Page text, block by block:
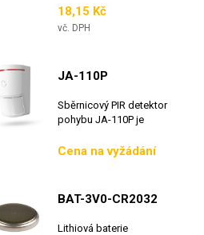
Cena
18,15 Kč
vč. DPH
JA-110P
Sběrnicový PIR detektor
pohybu JA-110P je
Cena
Cena na vyžádání
BAT-3V0-CR2032
Lithiová baterie